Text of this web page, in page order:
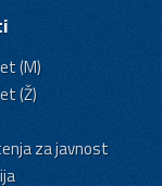
(M)
(Ž)
za javnost